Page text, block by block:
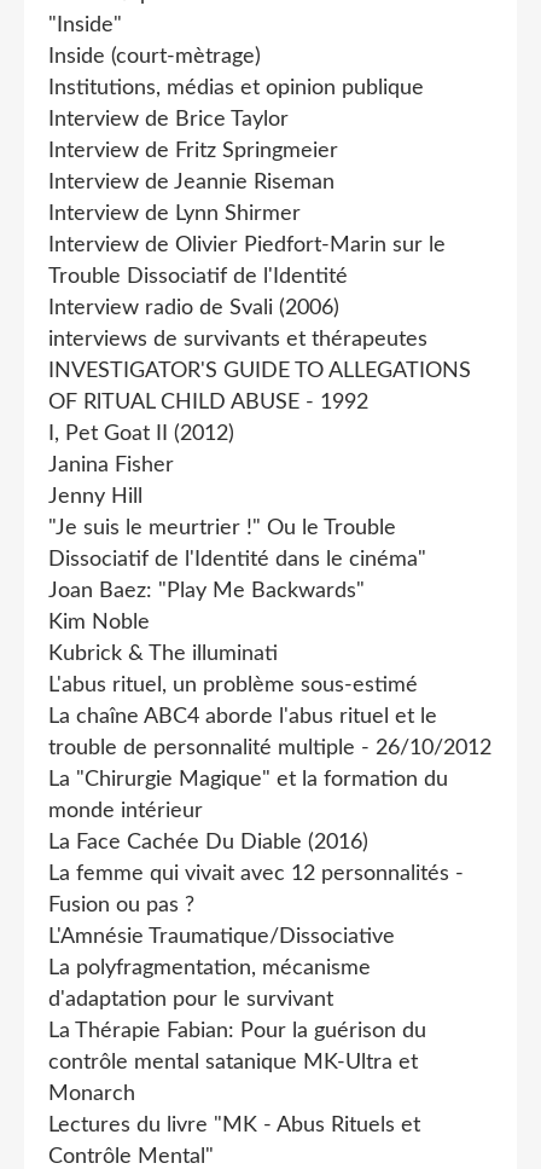
"Inside"
Inside (court-mètrage)
Institutions, médias et opinion publique
Interview de Brice Taylor
Interview de Fritz Springmeier
Interview de Jeannie Riseman
Interview de Lynn Shirmer
Interview de Olivier Piedfort-Marin sur le
Trouble Dissociatif de l'Identité
Interview radio de Svali (2006)
interviews de survivants et thérapeutes
INVESTIGATOR'S GUIDE TO ALLEGATIONS
OF RlTUAL CHILD ABUSE - 1992
I, Pet Goat II (2012)
Janina Fisher
Jenny Hill
"Je suis le meurtrier !" Ou le Trouble
Dissociatif de l'Identité dans le cinéma"
Joan Baez: "Play Me Backwards"
Kim Noble
Kubrick & The illuminati
L'abus rituel, un problème sous-estimé
La chaîne ABC4 aborde l'abus rituel et le
trouble de personnalité multiple - 26/10/2012
La "Chirurgie Magique" et la formation du
monde intérieur
La Face Cachée Du Diable (2016)
La femme qui vivait avec 12 personnalités -
Fusion ou pas ?
L'Amnésie Traumatique/Dissociative
La polyfragmentation, mécanisme
d'adaptation pour le survivant
La Thérapie Fabian: Pour la guérison du
contrôle mental satanique MK-Ultra et
Monarch
Lectures du livre "MK - Abus Rituels et
Contrôle Mental"